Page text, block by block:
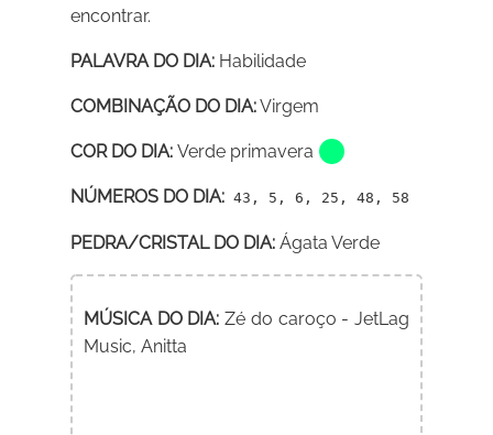
encontrar.
PALAVRA DO DIA: Habilidade
COMBINAÇÃO DO DIA:Virgem
COR DO DIA: Verde primavera
NÚMEROS DO DIA: 43, 5, 6, 25, 48, 58
PEDRA/CRISTAL DO DIA: Ágata Verde
MÚSICA DO DIA: Zé do caroço - JetLag
Music, Anitta